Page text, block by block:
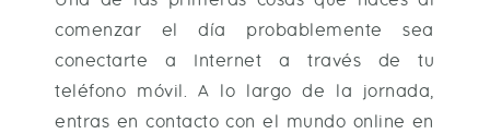
comenzar el día probablemente sea
conectarte a Internet a través de tu
teléfono móvil. A lo largo de la jornada,
entras en contacto con el mundo online en